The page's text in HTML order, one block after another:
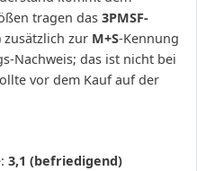
tragen das 3PMSF-
zusätzlich zur M+S-Kennung
Nachweis; das ist nicht bei
vor dem Kauf auf der
3,1 (befriedigend)